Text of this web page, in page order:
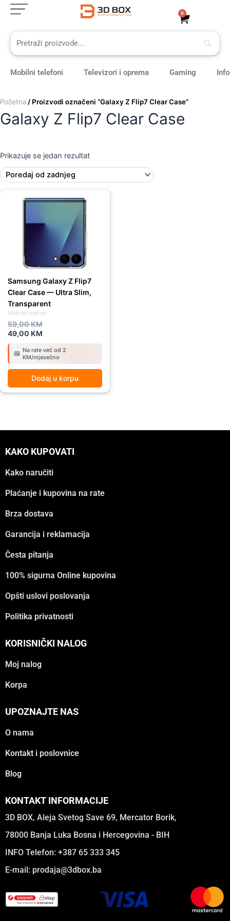
Skip
content
0
Cart
Mobilni telefoni Televizori i oprema Gaming
Početna / Proizvodi označeni “Galaxy Z Flip7 Clear Case”
Galaxy Z Flip7 Clear Case
Prikazuje se jedan rezultat
Mobilni telefoni
Samsung Galaxy Z Flip7
Clear Case — Ultra Slim,
Transparent
59,00KM
price
59,00 KM.
49,00 KM
price
49,00 KM.
Na rate već od 2
KM/mjesečno
Dodaj u korpu
KAKO KUPOVATI
Kako naručiti
Plaćanje i kupovina na rate
Brza dostava
Garancija i reklamacija
Česta pitanja
100% sigurna Online kupovina
Opšti uslovi poslovanja
Politika privatnosti
KORISNIČKI NALOG
Moj nalog
Korpa
UPOZNAJTE NAS
O nama
Kontakt i poslovnice
Blog
KONTAKT INFORMACIJE
3D BOX, Aleja Svetog Save 69, Mercator Borik,
78000 Banja Luka Bosna i Hercegovina - BIH
INFO Telefon: +387 65 333 345
E-mail: prodaja@3dbox.ba